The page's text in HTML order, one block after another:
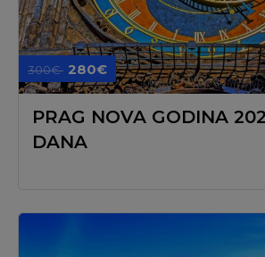
300€ 280€
PRAG NOVA GODINA
DANA